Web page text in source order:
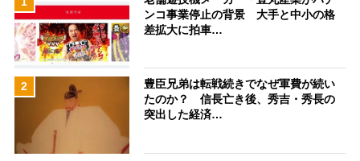
ンコ事業停止の背景 大手と中小の格
差拡大に拍車…
2
豊臣兄弟は転戦続きでなぜ軍費が続い
たのか？ 信長亡き後、秀吉・秀長の
突出した経済…